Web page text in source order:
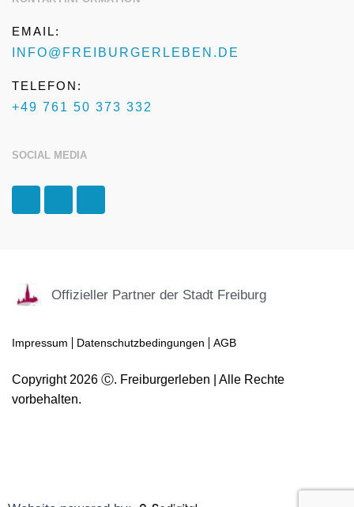
EMAIL:
INFO@FREIBURGERLEBEN.DE
TELEFON:
+49 761 50 373 332
SOCIAL MEDIA
F
c
k
-
I
s
m
T
i
s
Offizieller Partner der Stadt Freiburg
Copyright 2026 Ⓒ. Freiburgerleben | Alle Rechte
vorbehalten.
Impressum Datenschutzbedingungen AGB